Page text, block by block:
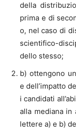
della
prima e di
o, nel caso di
scientifico-
dello stesso;
b) ottengono
e dell’impatto
i candidati
alla mediana
lettere a) e b)